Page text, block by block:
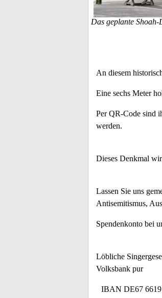
Das geplante
An diesem
Eine sechs Meter
Per QR-Code sind
werden.
Dieses Denkmal
Lassen Sie uns
Antisemitismus,
Spendenkonto bei
Löbliche
Volksbank pur
IBAN DE67 6619